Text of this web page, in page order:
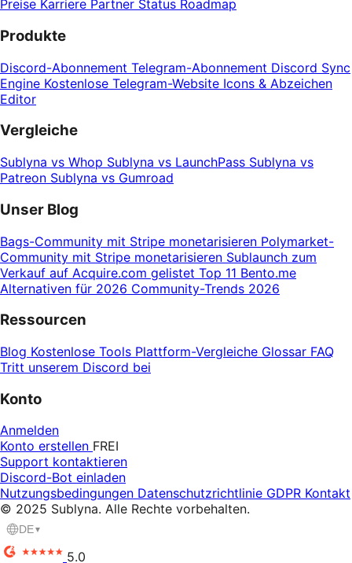
Preise Karriere Partner Status Roadmap
Produkte
Discord-Abonnement Telegram-Abonnement Discord Sync
Engine Kostenlose Telegram-Website Icons & Abzeichen
Editor
Vergleiche
Sublyna vs Whop Sublyna vs LaunchPass Sublyna vs
Patreon Sublyna vs Gumroad
Unser Blog
Bags-Community mit Stripe monetarisieren Polymarket-
Community mit Stripe monetarisieren Sublaunch zum
Verkauf auf Acquire.com gelistet Top 11 Bento.me
Alternativen für 2026 Community-Trends 2026
Ressourcen
Blog Kostenlose Tools Plattform-Vergleiche Glossar FAQ
Tritt unserem Discord bei
Konto
Anmelden
Konto erstellen FREI
Support kontaktieren
Discord-Bot einladen
Nutzungsbedingungen Datenschutzrichtlinie GDPR Kontakt
© 2025 Sublyna. Alle Rechte vorbehalten.
DE▼
5.0